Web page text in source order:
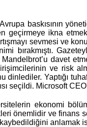
baskısının
geçirmeye ikna
sevmesi ve
bırakmıştı.
davet
ve risk
dinlediler. Yaptığı
seçildi. Microsoft
ekonomi
önemlidir ve finans
kaybedildiğini